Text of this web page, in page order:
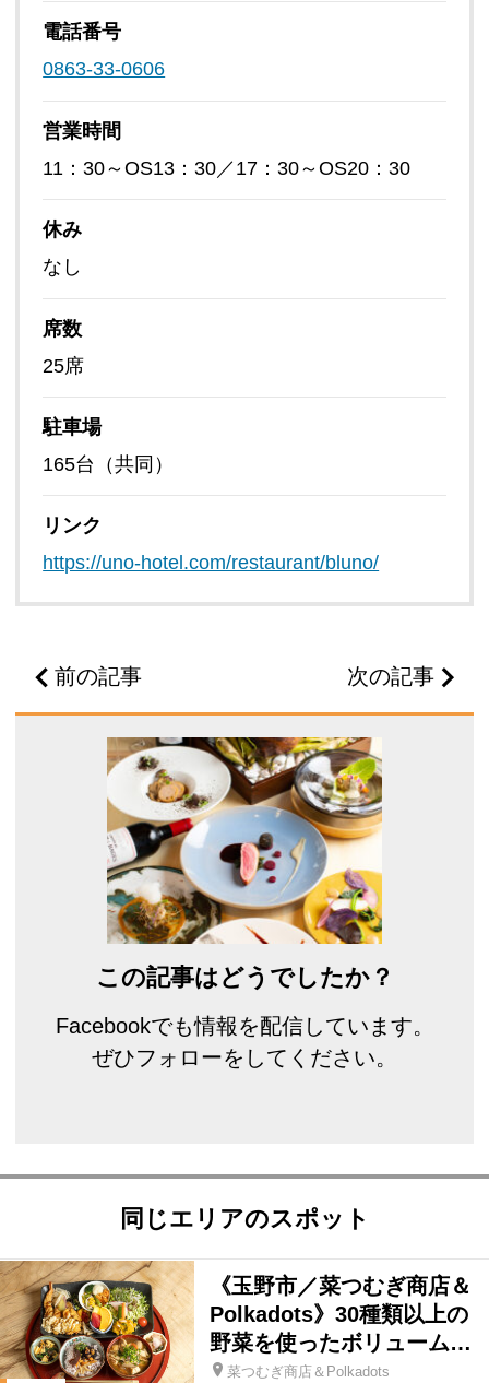
電話番号
0863-33-0606
営業時間
11：30～OS13：30／17：30～OS20：30
休み
なし
席数
25席
駐車場
165台（共同）
リンク
https://uno-hotel.com/restaurant/bluno/
前の記事 次の記事
この記事はどうでしたか？
Facebookでも情報を配信しています。
ぜひフォローをしてください。
同じエリアのスポット
《玉野市／菜つむぎ商店＆
Polkadots》30種類以上の
野菜を使ったボリューム…
菜つむぎ商店＆Polkadots